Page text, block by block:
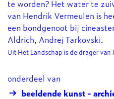
te worden? Het water te
van Hendrik Vermeulen is
een bondgenoot bij
Aldrich, Andrej Tarkovski.
Uit Het Landschap is de drager van
onderdeel van
beeldende kunst -